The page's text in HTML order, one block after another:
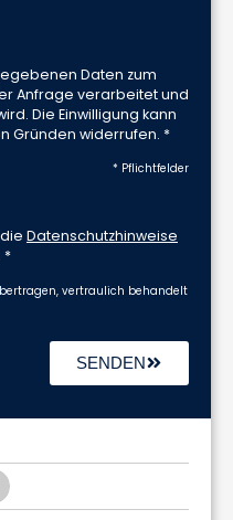
Daten zum
Anfrage verarbeitet und
Die Einwilligung kann
Gründen widerrufen. *
* Pflichtfelder
Datenschutzhinweise
*
vertraulich behandelt
SENDEN